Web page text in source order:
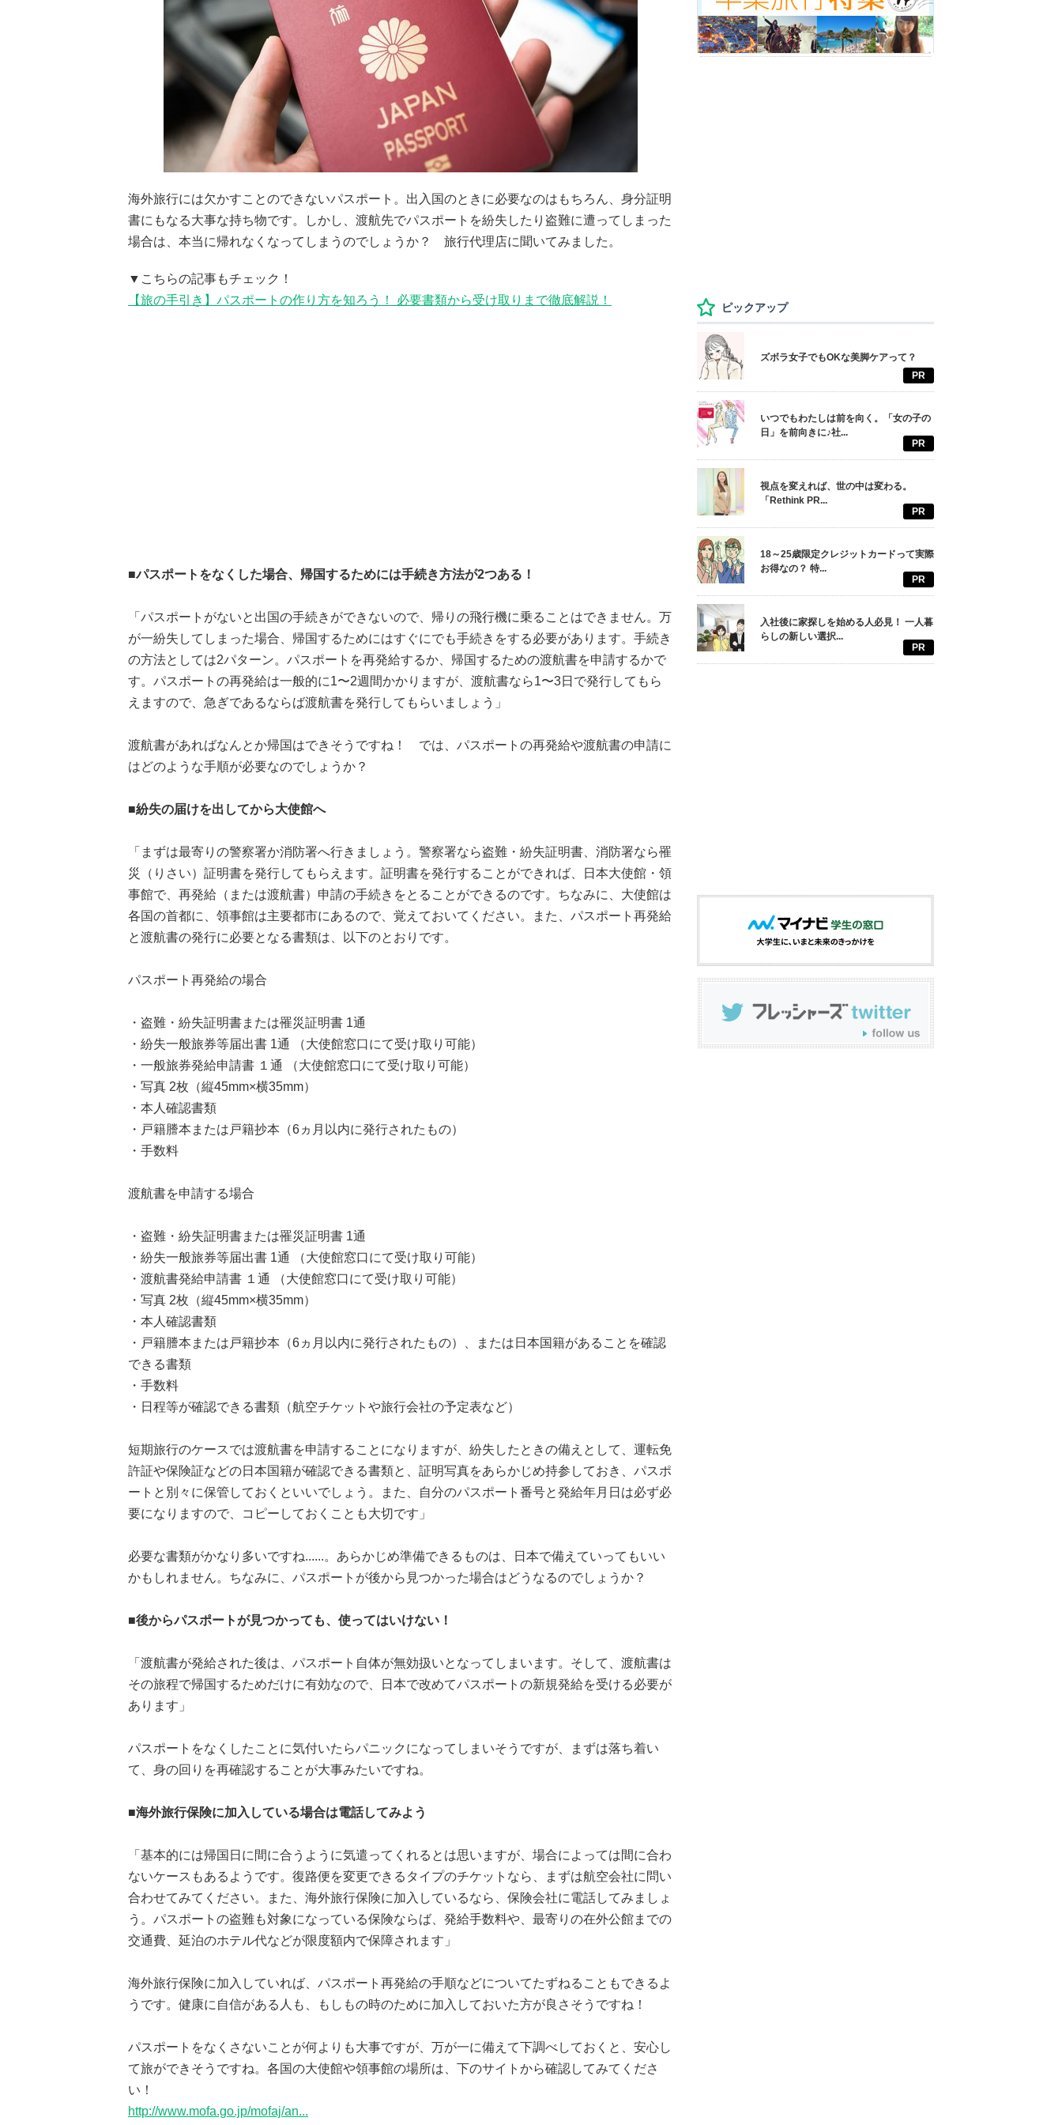
海外旅行には欠かすことのできないパスポート。出入国のときに必要なのはもちろん、身分証明
書にもなる大事な持ち物です。しかし、渡航先でパスポートを紛失したり盗難に遭ってしまった
場合は、本当に帰れなくなってしまうのでしょうか？ 旅行代理店に聞いてみました。
▼こちらの記事もチェック！
【旅の手引き】パスポートの作り方を知ろう！ 必要書類から受け取りまで徹底解説！
■パスポートをなくした場合、帰国するためには手続き方法が2つある！
「パスポートがないと出国の手続きができないので、帰りの飛行機に乗ることはできません。万
が一紛失してしまった場合、帰国するためにはすぐにでも手続きをする必要があります。手続き
の方法としては2パターン。パスポートを再発給するか、帰国するための渡航書を申請するかで
す。パスポートの再発給は一般的に1〜2週間かかりますが、渡航書なら1〜3日で発行してもら
えますので、急ぎであるならば渡航書を発行してもらいましょう」
渡航書があればなんとか帰国はできそうですね！ では、パスポートの再発給や渡航書の申請に
はどのような手順が必要なのでしょうか？
■紛失の届けを出してから大使館へ
「まずは最寄りの警察署か消防署へ行きましょう。警察署なら盗難・紛失証明書、消防署なら罹
災（りさい）証明書を発行してもらえます。証明書を発行することができれば、日本大使館・領
事館で、再発給（または渡航書）申請の手続きをとることができるのです。ちなみに、大使館は
各国の首都に、領事館は主要都市にあるので、覚えておいてください。また、パスポート再発給
と渡航書の発行に必要となる書類は、以下のとおりです。
パスポート再発給の場合
・盗難・紛失証明書または罹災証明書 1通
・紛失一般旅券等届出書 1通 （大使館窓口にて受け取り可能）
・一般旅券発給申請書 １通 （大使館窓口にて受け取り可能）
・写真 2枚（縦45mm×横35mm）
・本人確認書類
・戸籍謄本または戸籍抄本（6ヵ月以内に発行されたもの）
・手数料
渡航書を申請する場合
・盗難・紛失証明書または罹災証明書 1通
・紛失一般旅券等届出書 1通 （大使館窓口にて受け取り可能）
・渡航書発給申請書 １通 （大使館窓口にて受け取り可能）
・写真 2枚（縦45mm×横35mm）
・本人確認書類
・戸籍謄本または戸籍抄本（6ヵ月以内に発行されたもの）、または日本国籍があることを確認
できる書類
・手数料
・日程等が確認できる書類（航空チケットや旅行会社の予定表など）
短期旅行のケースでは渡航書を申請することになりますが、紛失したときの備えとして、運転免
許証や保険証などの日本国籍が確認できる書類と、証明写真をあらかじめ持参しておき、パスポ
ートと別々に保管しておくといいでしょう。また、自分のパスポート番号と発給年月日は必ず必
要になりますので、コピーしておくことも大切です」
必要な書類がかなり多いですね......。あらかじめ準備できるものは、日本で備えていってもいい
かもしれません。ちなみに、パスポートが後から見つかった場合はどうなるのでしょうか？
■後からパスポートが見つかっても、使ってはいけない！
「渡航書が発給された後は、パスポート自体が無効扱いとなってしまいます。そして、渡航書は
その旅程で帰国するためだけに有効なので、日本で改めてパスポートの新規発給を受ける必要が
あります」
パスポートをなくしたことに気付いたらパニックになってしまいそうですが、まずは落ち着い
て、身の回りを再確認することが大事みたいですね。
■海外旅行保険に加入している場合は電話してみよう
「基本的には帰国日に間に合うように気遣ってくれるとは思いますが、場合によっては間に合わ
ないケースもあるようです。復路便を変更できるタイプのチケットなら、まずは航空会社に問い
合わせてみてください。また、海外旅行保険に加入しているなら、保険会社に電話してみましょ
う。パスポートの盗難も対象になっている保険ならば、発給手数料や、最寄りの在外公館までの
交通費、延泊のホテル代などが限度額内で保障されます」
海外旅行保険に加入していれば、パスポート再発給の手順などについてたずねることもできるよ
うです。健康に自信がある人も、もしもの時のために加入しておいた方が良さそうですね！
パスポートをなくさないことが何よりも大事ですが、万が一に備えて下調べしておくと、安心し
て旅ができそうですね。各国の大使館や領事館の場所は、下のサイトから確認してみてくださ
い！
http://www.mofa.go.jp/mofaj/an...
ピックアップ
ズボラ女子でもOKな美脚ケアって？
PR
いつでもわたしは前を向く。「女の子の
日」を前向きに♪社...
PR
視点を変えれば、世の中は変わる。
「Rethink PR...
PR
18～25歳限定クレジットカードって実際
お得なの？ 特...
PR
入社後に家探しを始める人必見！ 一人暮
らしの新しい選択...
PR